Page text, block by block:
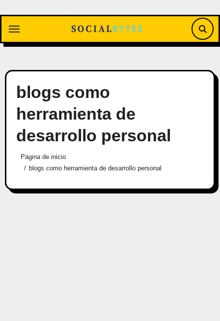
contenido
blogs como
herramienta de
desarrollo personal
Página de inicio
blogs como herramienta de desarrollo personal